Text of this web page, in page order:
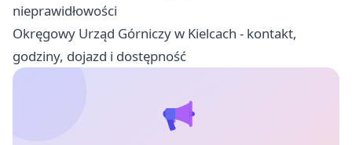
nieprawidłowości
Okręgowy Urząd Górniczy w Kielcach - kontakt,
godziny, dojazd i dostępność